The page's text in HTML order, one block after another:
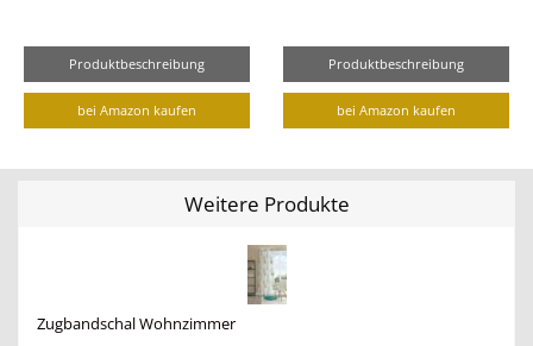
Produktbeschreibung
bei Amazon kaufen
Produktbeschreibung
bei Amazon kaufen
Weitere Produkte
Zugbandschal Wohnzimmer